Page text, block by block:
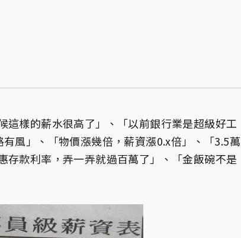
這樣的薪水很高了」、「以前銀行業是超級好工
風」、「物價漲幾倍，薪資漲0.x倍」、「3.5萬
存款利率，弄一弄就過百萬了」、「金飯碗不是